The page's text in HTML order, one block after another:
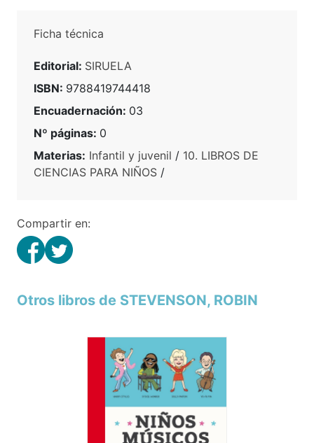
Ficha técnica
Editorial: SIRUELA
ISBN: 9788419744418
Encuadernación: 03
Nº páginas: 0
Materias: Infantil y juvenil / 10. LIBROS DE
CIENCIAS PARA NIÑOS /
Compartir en:
Otros libros de STEVENSON, ROBIN